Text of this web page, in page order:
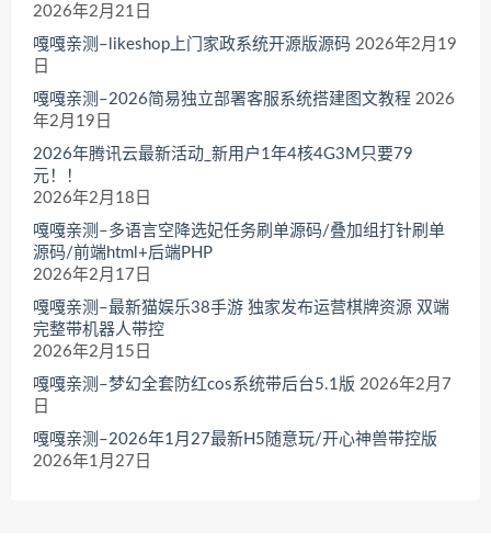
2026年2月21日
嘎嘎亲测–likeshop上门家政系统开源版源码 2026年2月19
日
嘎嘎亲测–2026简易独立部署客服系统搭建图文教程 2026
年2月19日
2026年腾讯云最新活动_新用户1年4核4G3M只要79
元！！
2026年2月18日
嘎嘎亲测–多语言空降选妃任务刷单源码/叠加组打针刷单
源码/前端html+后端PHP
2026年2月17日
嘎嘎亲测–最新猫娱乐38手游 独家发布运营棋牌资源 双端
完整带机器人带控
2026年2月15日
嘎嘎亲测–梦幻全套防红cos系统带后台5.1版 2026年2月7
日
嘎嘎亲测–2026年1月27最新H5随意玩/开心神兽带控版
2026年1月27日